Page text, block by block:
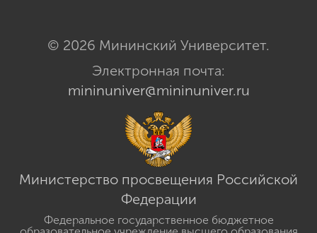
© 2026 Мининский Университет.
Электронная почта:
mininuniver@mininuniver.ru
Министерство просвещения Российской
Федерации
Федеральное государственное бюджетное